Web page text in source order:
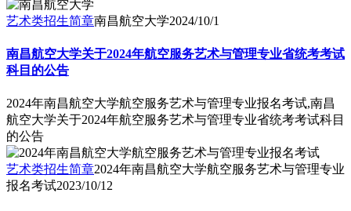
艺术类招生简章南昌航空大学2024/10/1
南昌航空大学关于2024年航空服务艺术与管理专业省统考考试
科目的公告
2024年南昌航空大学航空服务艺术与管理专业报名考试,南昌
航空大学关于2024年航空服务艺术与管理专业省统考考试科目
的公告
艺术类招生简章2024年南昌航空大学航空服务艺术与管理专业
报名考试2023/10/12